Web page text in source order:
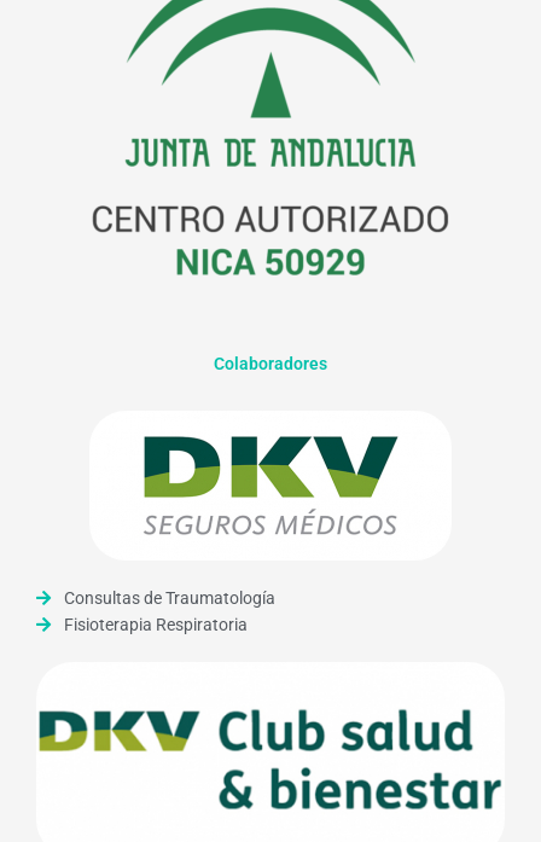
Colaboradores
Consultas de Traumatología
Fisioterapia Respiratoria